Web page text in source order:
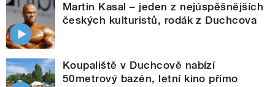
Martin Kasal – jeden z nejúspěšnějších
českých kulturistů, rodák z Duchcova
Koupaliště v Duchcově nabízí
50metrový bazén, letní kino přímo